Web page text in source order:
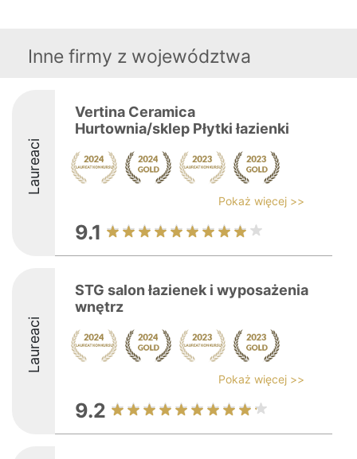
Inne firmy z województwa
Laureaci
Vertina Ceramica
Hurtownia/sklep Płytki łazienki
Pokaż więcej >>
9.1
Laureaci
STG salon łazienek i wyposażenia
wnętrz
Pokaż więcej >>
9.2